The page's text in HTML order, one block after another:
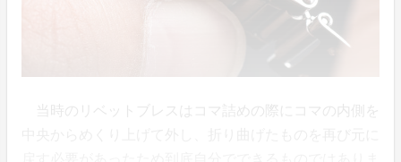
当時のリベットブレスはコマ詰めの際にコマの内側を